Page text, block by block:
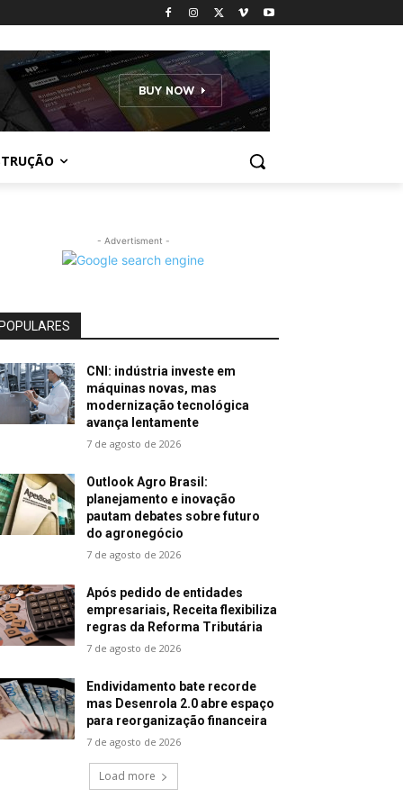
- Advertisment -
POPULARES
CNI: indústria investe em
máquinas novas, mas
modernização tecnológica
avança lentamente
7 de agosto de 2026
Outlook Agro Brasil:
planejamento e inovação
pautam debates sobre futuro
do agronegócio
7 de agosto de 2026
Após pedido de entidades
empresariais, Receita flexibiliza
regras da Reforma Tributária
7 de agosto de 2026
Endividamento bate recorde
mas Desenrola 2.0 abre espaço
para reorganização financeira
7 de agosto de 2026
Load more